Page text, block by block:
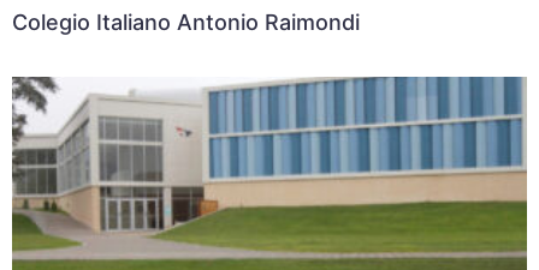
Colegio Italiano Antonio Raimondi